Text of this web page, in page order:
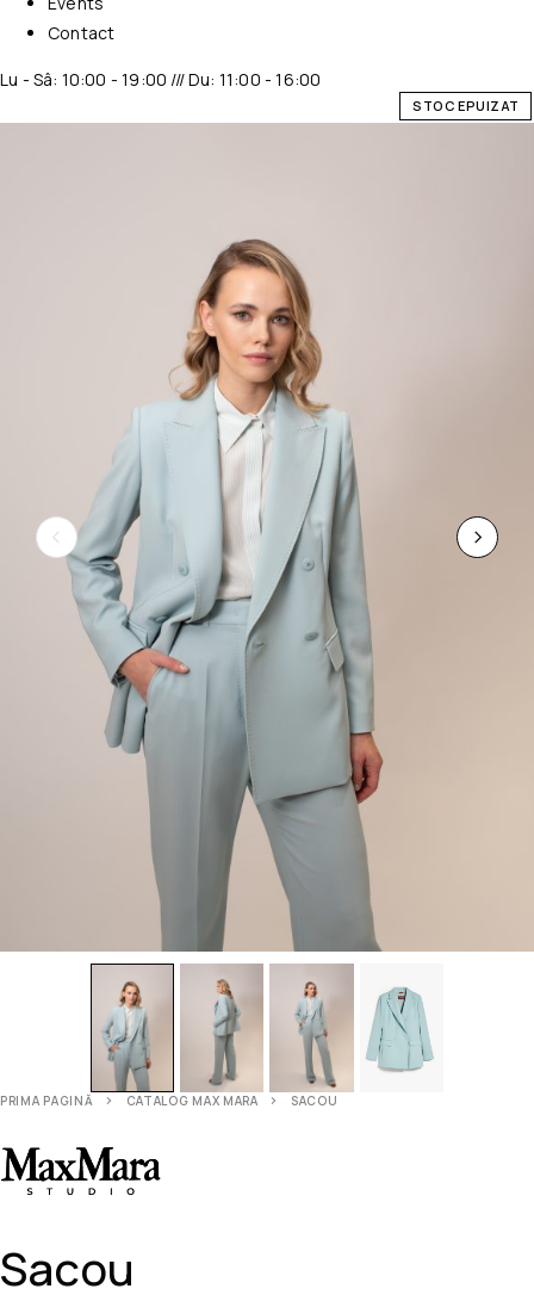
Contact
Lu - Sâ: 10:00 - 19:00 /// Du: 11:00 - 16:00
STOC EPUIZAT
PRIMA PAGINĂ CATALOG MAX MARA SACOU
Sacou